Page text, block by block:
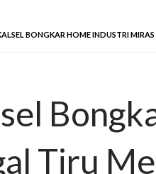
BONGKAR HOME INDUSTRI
Tiru